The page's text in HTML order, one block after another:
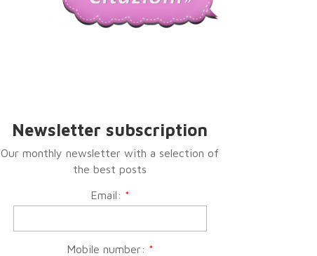
Newsletter subscription
Our monthly newsletter with a selection of
the best posts
Email: *
Mobile number: *